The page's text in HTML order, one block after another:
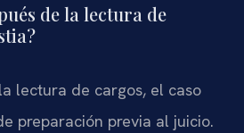
de la lectura de
lectura de cargos, el caso
preparación previa al juicio.